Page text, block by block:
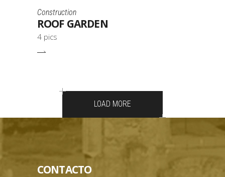
Construction
ROOF GARDEN
4 pics
LOAD MORE
CONTACTO